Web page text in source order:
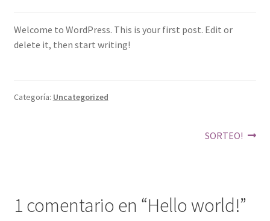
Facebook
Welcome to WordPress. This is your first post. Edit or
delete it, then start writing!
Categoría: Uncategorized
Siguiente:
SORTEO!
1 comentario en “Hello world!”